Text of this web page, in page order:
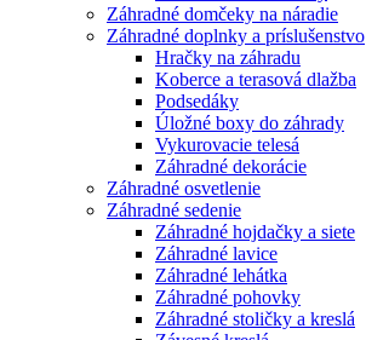
Záhradné domčeky na náradie
Záhradné doplnky a príslušenstvo
Hračky na záhradu
Koberce a terasová dlažba
Podsedáky
Úložné boxy do záhrady
Vykurovacie telesá
Záhradné dekorácie
Záhradné osvetlenie
Záhradné sedenie
Záhradné hojdačky a siete
Záhradné lavice
Záhradné lehátka
Záhradné pohovky
Záhradné stoličky a kreslá